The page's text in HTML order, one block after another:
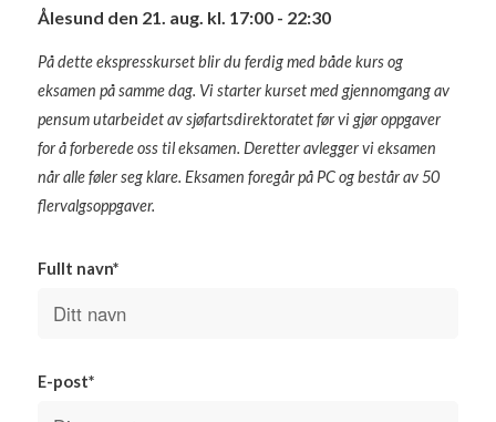
Ålesund den 21. aug. kl. 17:00 - 22:30
På dette ekspresskurset blir du ferdig med både kurs og
eksamen på samme dag. Vi starter kurset med gjennomgang av
pensum utarbeidet av sjøfartsdirektoratet før vi gjør oppgaver
for å forberede oss til eksamen. Deretter avlegger vi eksamen
når alle føler seg klare. Eksamen foregår på PC og består av 50
flervalgsoppgaver.
Fullt navn*
E-post*